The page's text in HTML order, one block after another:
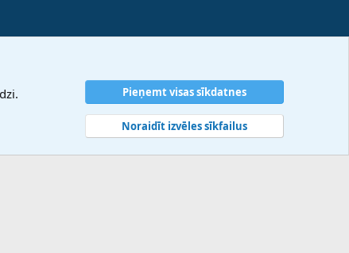
Pieņemt visas sīkdatnes
Noraidīt izvēles sīkfailus